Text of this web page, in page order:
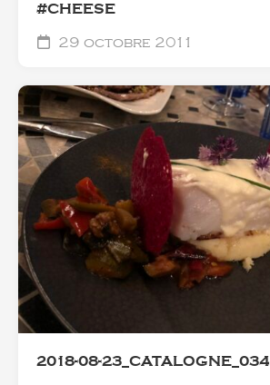
#CHEESE
29 octobre 2011
2018-08-23_CATALOGNE_034